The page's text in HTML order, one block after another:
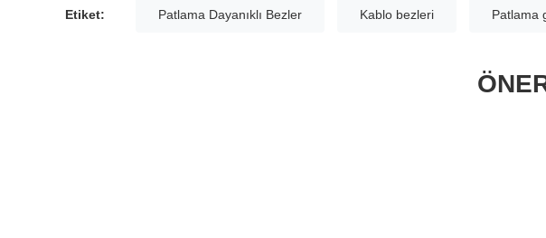
Etiket: Patlama Dayanıklı Bezler Kablo bezleri Patlama